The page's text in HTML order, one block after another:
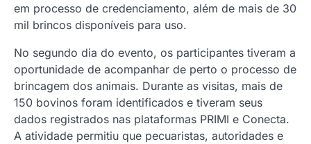
em processo de credenciamento, além de mais de 30
mil brincos disponíveis para uso.
No segundo dia do evento, os participantes tiveram a
oportunidade de acompanhar de perto o processo de
brincagem dos animais. Durante as visitas, mais de
150 bovinos foram identificados e tiveram seus
dados registrados nas plataformas PRIMI e Conecta.
A atividade permitiu que pecuaristas, autoridades e